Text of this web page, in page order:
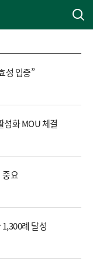
성 입증”
성화 MOU 체결
중요
례 달성